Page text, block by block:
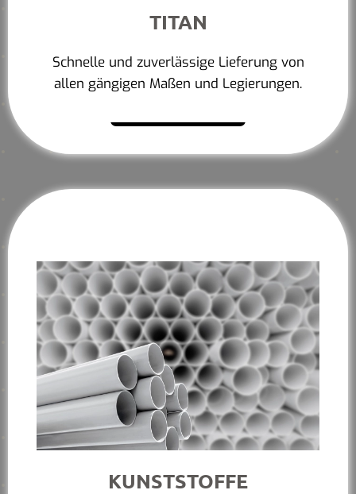
TITAN
Schnelle und zuverlässige Lieferung von
allen gängigen Maßen und Legierungen.
KUNSTSTOFFE